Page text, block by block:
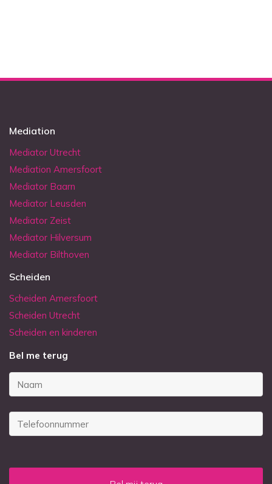
Mediation
Mediator Utrecht
Mediation Amersfoort
Mediator Baarn
Mediator Leusden
Mediator Zeist
Mediator Hilversum
Mediator Bilthoven
Scheiden
Scheiden Amersfoort
Scheiden Utrecht
Scheiden en kinderen
Bel me terug
Jouw
voor-
en
achternaam:
Jouw
telefoonnummer: